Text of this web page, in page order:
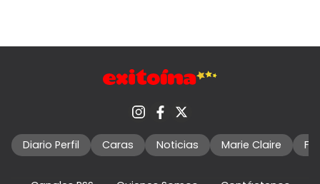
Diario Perfil Caras Noticias Marie Claire